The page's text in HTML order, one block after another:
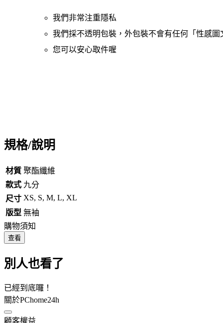
我們非常注重隱私
我們採不透明包裝，外包裝不會有任何「性感
您可以安心取件喔
規格/說明
材質 聚酯纖維
款式 九分
尺寸 XS, S, M, L, XL
版型 無袖
購物須知
查看
別人也看了
已經到底囉！
關於PChome24h
顧客權益